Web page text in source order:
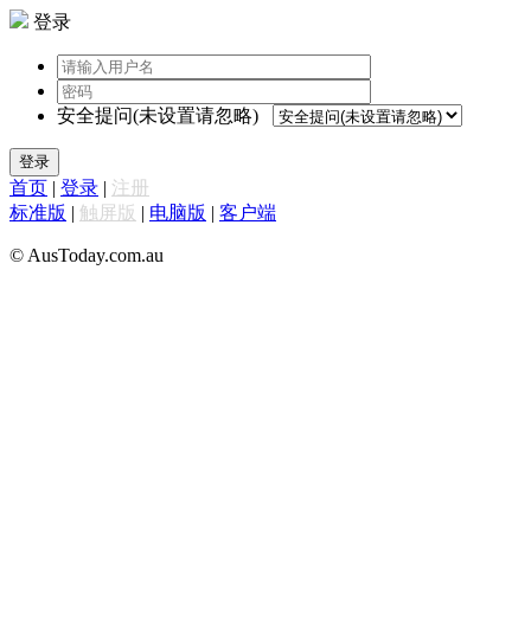
登录
安全提问(未设置请忽略)
登录
首页 | 登录 | 注册
标准版 | 触屏版 | 电脑版 | 客户端
© AusToday.com.au